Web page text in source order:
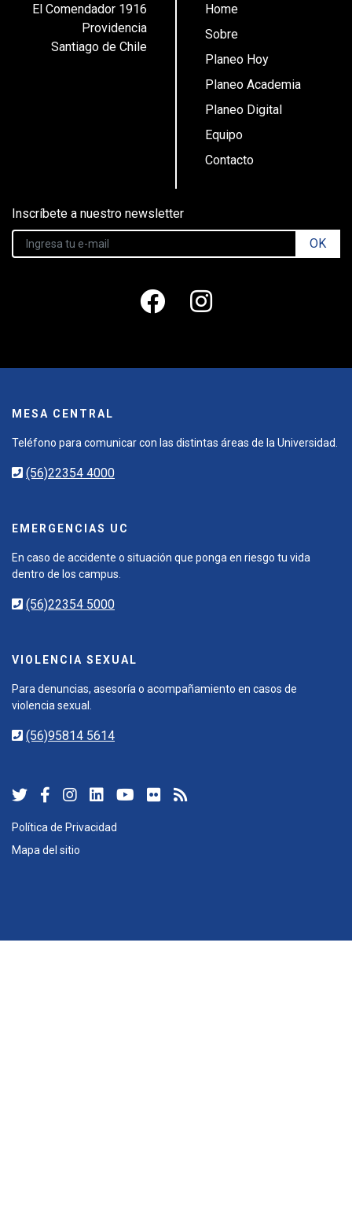
El Comendador 1916
Providencia
Santiago de Chile
Home
Sobre
Planeo Hoy
Planeo Academia
Planeo Digital
Equipo
Contacto
Inscríbete a nuestro newsletter
OK
MESA CENTRAL
Teléfono para comunicar con las distintas áreas de la Universidad.
(56)22354 4000
EMERGENCIAS UC
En caso de accidente o situación que ponga en riesgo tu vida
dentro de los campus.
(56)22354 5000
VIOLENCIA SEXUAL
Para denuncias, asesoría o acompañamiento en casos de
violencia sexual.
(56)95814 5614
Política de Privacidad
Mapa del sitio